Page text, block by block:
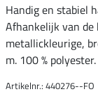
Handig en stabiel
Afhankelijk van
metallickleurige,
m. 100 % polyester.
Artikelnr.: 440276--FO